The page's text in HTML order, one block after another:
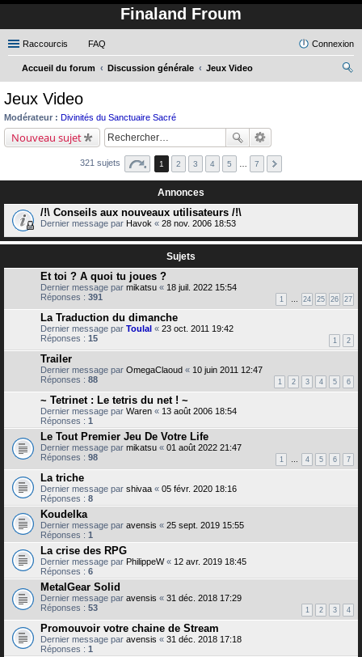
Finaland Froum
Raccourcis FAQ Connexion
Accueil du forum Discussion générale
Jeux Video
Jeux Video
Modérateur : Divinités du Sanctuaire Sacré
Nouveau sujet
321 sujets 1 2 3 4 5 7
Annonces
/!\ Conseils aux nouveaux utilisateurs /!\
Dernier message par Havok « 28 nov. 2006 18:53
Sujets
Et toi ? A quoi tu joues ?
Dernier message par mikatsu « 18 juil. 2022 15:54
Réponses : 391 1 24 25 26 27
La Traduction du dimanche
Dernier message par Toulal « 23 oct. 2011 19:42
Réponses : 15 1 2
Trailer
Dernier message par OmegaClaoud « 10 juin 2011 12:47
Réponses : 88 1 2 3 4 5 6
~ Tetrinet : Le tetris du net ! ~
Dernier message par Waren « 13 août 2006 18:54
Réponses : 1
Le Tout Premier Jeu De Votre Life
Dernier message par mikatsu « 01 août 2022 21:47
Réponses : 98 1 4 5 6 7
La triche
Dernier message par shivaa « 05 févr. 2020 18:16
Réponses : 8
Koudelka
Dernier message par avensis « 25 sept. 2019 15:55
Réponses : 1
La crise des RPG
Dernier message par PhilippeW« 12 avr. 2019 18:45
Réponses : 6
MetalGear Solid
Dernier message par avensis « 31 déc. 2018 17:29
Réponses : 53 1 2 3 4
Promouvoir votre chaine de Stream
Dernier message par avensis « 31 déc. 2018 17:18
Réponses : 1